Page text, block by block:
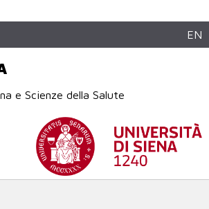
contenuto
EN
e Scienze della Salute